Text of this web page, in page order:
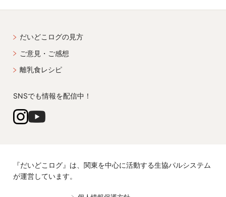
だいどこログの見方
ご意見・ご感想
離乳食レシピ
SNSでも情報を配信中！
『だいどこログ』は、関東を中心に活動する生協パルシステム
が運営しています。